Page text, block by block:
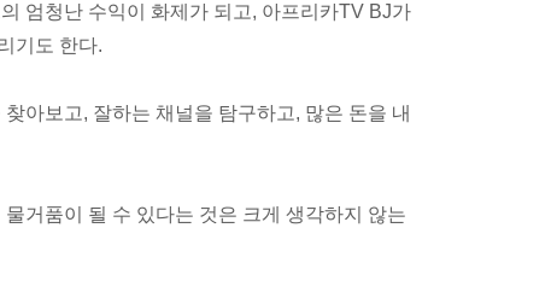
엄청난 수익이 화제가 되고, 아프리카TV BJ가
기도 한다.
아보고, 잘하는 채널을 탐구하고, 많은 돈을 내
거품이 될 수 있다는 것은 크게 생각하지 않는